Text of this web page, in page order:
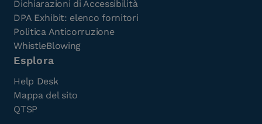
Dichiarazioni di Accessibilità
DPA Exhibit: elenco fornitori
Politica Anticorruzione
WhistleBlowing
Esplora
Help Desk
Mappa del sito
QTSP